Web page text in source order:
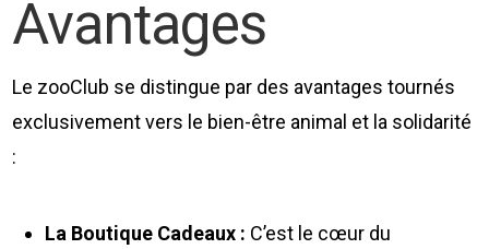
Avantages
Le zooClub se distingue par des avantages tournés
exclusivement vers le bien-être animal et la solidarité
:
La Boutique Cadeaux : C’est le cœur du